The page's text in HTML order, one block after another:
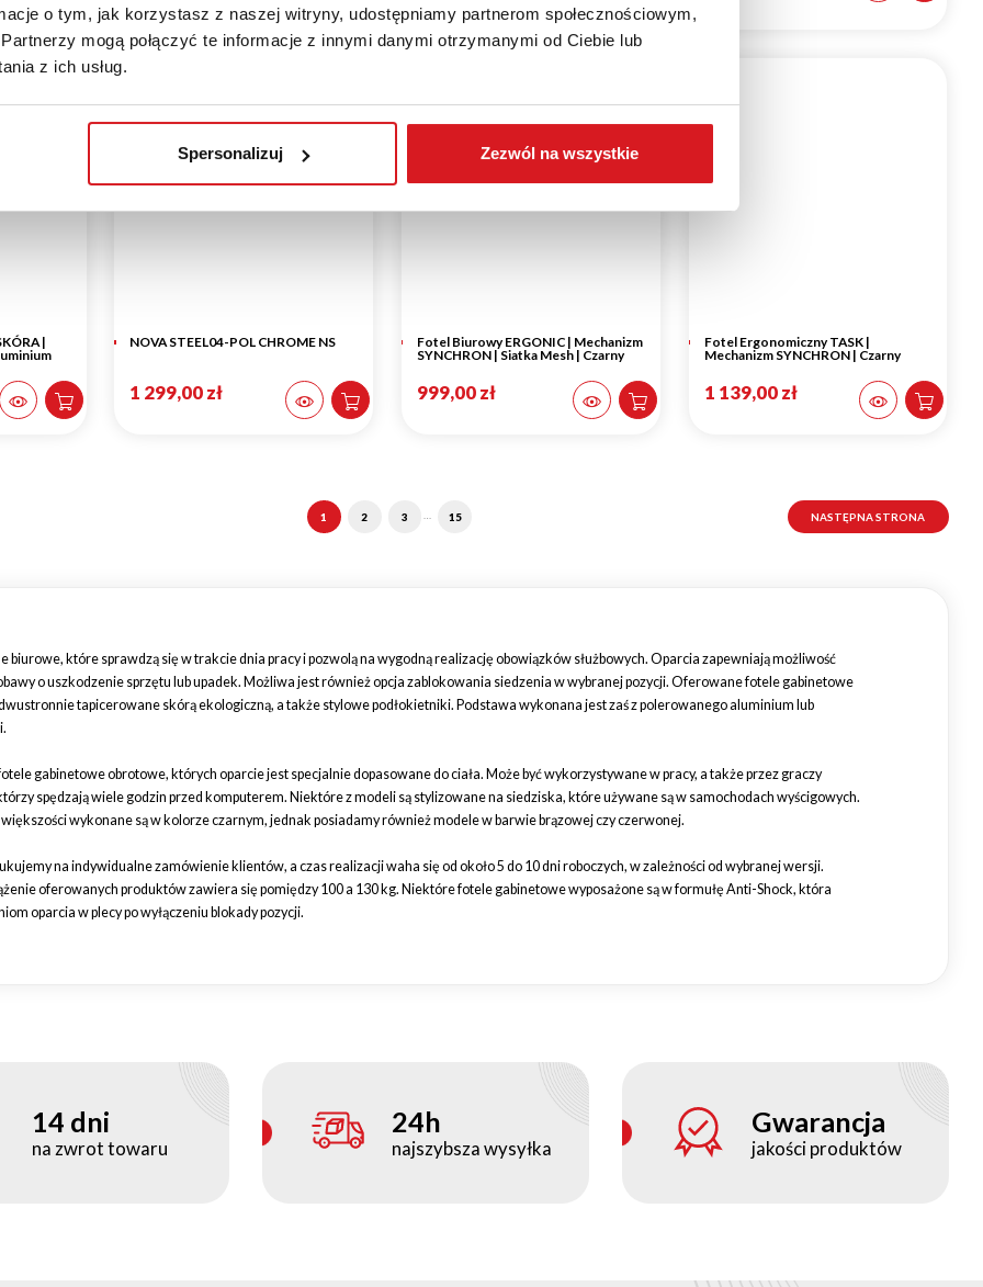
o tym, jak korzystasz z naszej witryny, udostępniamy partnerom społecznościowym,
mogą połączyć te informacje z innymi danymi otrzymanymi od Ciebie lub
z ich usług.
Spersonalizuj Zezwól na wszystkie
|
NOVA STEEL04-POL CHROME NS
1 299,00 zł
Fotel Biurowy ERGONIC | Mechanizm
SYNCHRON | Siatka Mesh | Czarny
999,00 zł
Fotel Ergonomiczny TASK |
Mechanizm SYNCHRON | Czarny
1 139,00 zł
1 2 3 15 NASTĘPNA STRONA
biurowe, które sprawdzą się w trakcie dnia pracy i pozwolą na wygodną realizację obowiązków służbowych. Oparcia zapewniają możliwość
o uszkodzenie sprzętu lub upadek. Możliwa jest również opcja zablokowania siedzenia w wybranej pozycji. Oferowane fotele gabinetowe
tapicerowane skórą ekologiczną, a także stylowe podłokietniki. Podstawa wykonana jest zaś z polerowanego aluminium lub
gabinetowe obrotowe, których oparcie jest specjalnie dopasowane do ciała. Może być wykorzystywane w pracy, a także przez graczy
spędzają wiele godzin przed komputerem. Niektóre z modeli są stylizowane na siedziska, które używane są w samochodach wyścigowych.
wykonane są w kolorze czarnym, jednak posiadamy również modele w barwie brązowej czy czerwonej.
na indywidualne zamówienie klientów, a czas realizacji waha się od około 5 do 10 dni roboczych, w zależności od wybranej wersji.
oferowanych produktów zawiera się pomiędzy 100 a 130 kg. Niektóre fotele gabinetowe wyposażone są w formułę Anti-Shock, która
oparcia w plecy po wyłączeniu blokady pozycji.
14 dni
na zwrot towaru
24h
najszybsza wysyłka
Gwarancja
jakości produktów